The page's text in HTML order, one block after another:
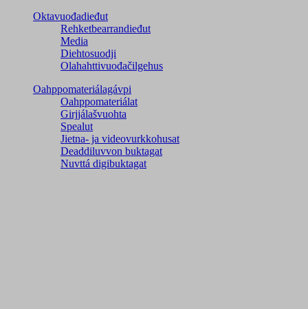
Oktavuođadieđut
Rehketbearrandieđut
Media
Diehtosuodji
Olahahttivuođačilgehus
Oahppomateriálagávpi
Oahppomateriálat
Girjjálašvuohta
Spealut
Jietna- ja videovurkkohusat
Deaddiluvvon buktagat
Nuvttá digibuktagat